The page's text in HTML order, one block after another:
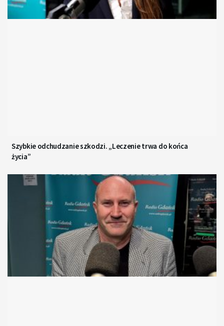
Szybkie odchudzanie szkodzi. „Leczenie trwa do końca
życia”